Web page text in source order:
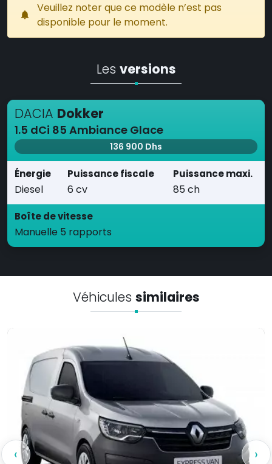
Veuillez noter que ce modèle n’est pas
disponible pour le moment.
Les versions
DACIA Dokker
1.5 dCi 85 Ambiance Glace
136 900 Dhs
Énergie
Diesel
Puissance fiscale
6 cv
Puissance maxi.
85 ch
Boîte de vitesse
Manuelle 5 rapports
Véhicules similaires
‹ ›